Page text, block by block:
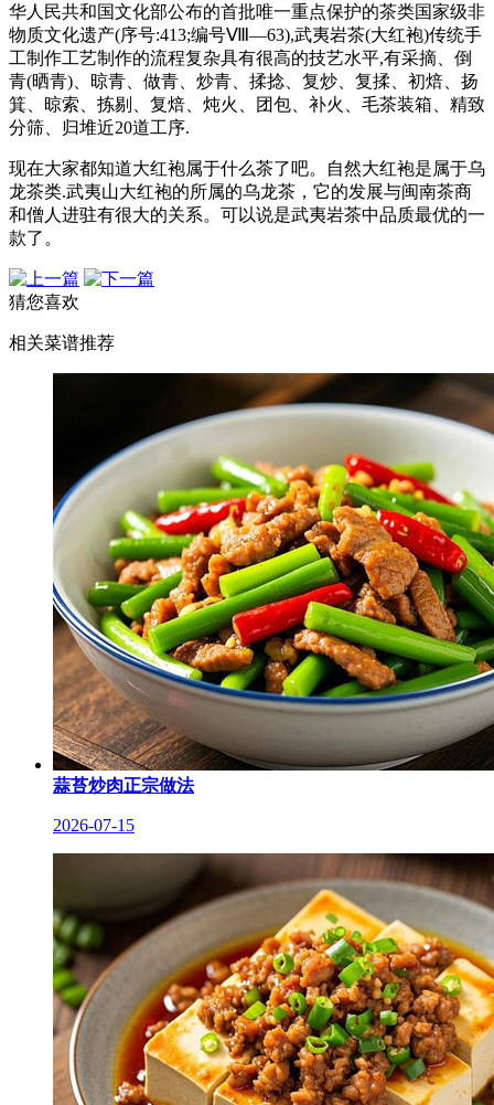
华人民共和国文化部公布的首批唯一重点保护的茶类国家级非
物质文化遗产(序号:413;编号Ⅷ—63),武夷岩茶(大红袍)传统手
工制作工艺制作的流程复杂具有很高的技艺水平,有采摘、倒
青(晒青)、晾青、做青、炒青、揉捻、复炒、复揉、初焙、扬
箕、晾索、拣剔、复焙、炖火、团包、补火、毛茶装箱、精致
分筛、归堆近20道工序.
现在大家都知道大红袍属于什么茶了吧。自然大红袍是属于乌
龙茶类.武夷山大红袍的所属的乌龙茶，它的发展与闽南茶商
和僧人进驻有很大的关系。可以说是武夷岩茶中品质最优的一
款了。
猜您喜欢
相关菜谱推荐
蒜苔炒肉正宗做法
2026-07-15